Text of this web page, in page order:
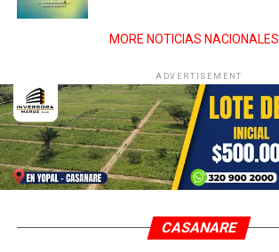
MORE NOTICIAS NACIONALES
ADVERTISEMENT
CASANARE